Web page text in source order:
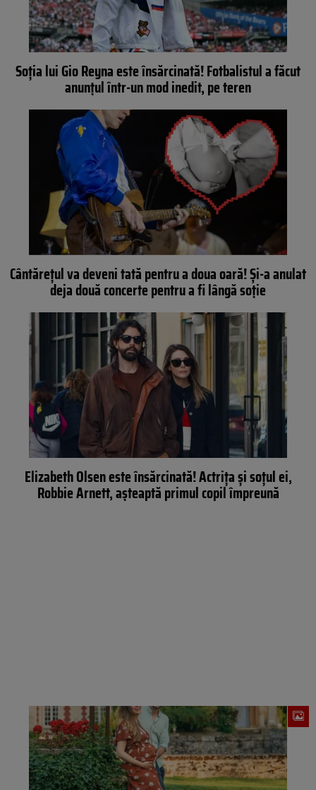
Soția lui Gio Reyna este însărcinată! Fotbalistul a făcut
anunțul într-un mod inedit, pe teren
Cântărețul va deveni tată pentru a doua oară! Și-a anulat
deja două concerte pentru a fi lângă soție
Elizabeth Olsen este însărcinată! Actrița și soțul ei,
Robbie Arnett, așteaptă primul copil împreună